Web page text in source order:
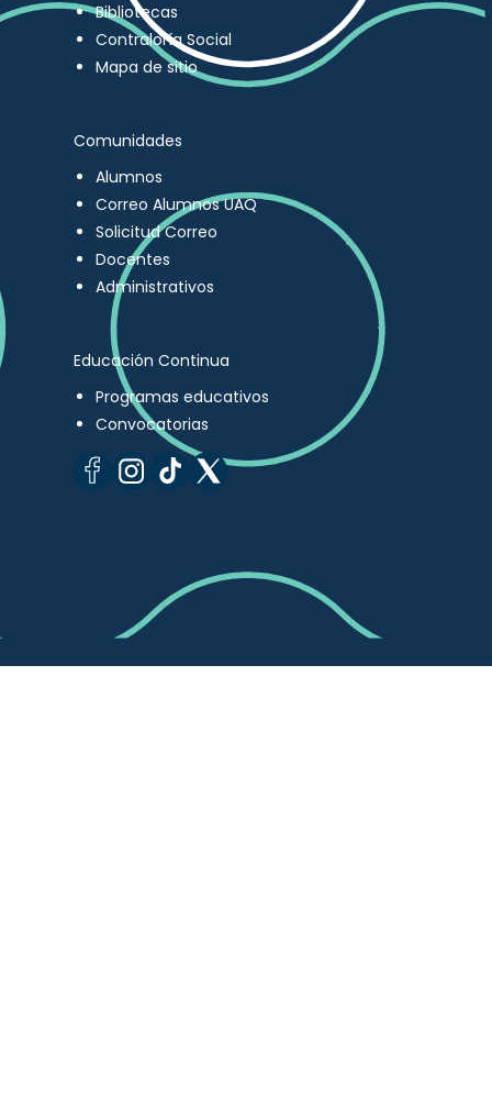
Bibliotecas
Contraloría Social
Mapa de sitio
Comunidades
Alumnos
Correo Alumnos UAQ
Solicitud Correo
Docentes
Administrativos
Educación Continua
Programas educativos
Convocatorias